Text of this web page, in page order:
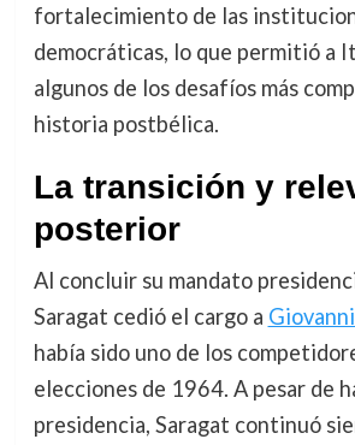
fortalecimiento de las
democráticas, lo que permitió a
algunos de los desafíos más
historia postbélica.
La transición y
posterior
Al concluir su mandato
Saragat cedió el cargo a
había sido uno de los
elecciones de 1964. A pesar de
presidencia, Saragat continuó